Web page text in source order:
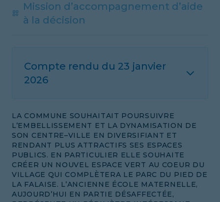
Mission d’accompagnement d’aide
à la décision
Compte rendu du 23 janvier
2026
LA COMMUNE SOUHAITAIT POURSUIVRE
L’EMBELLISSEMENT ET LA DYNAMISATION DE
SON CENTRE–VILLE EN DIVERSIFIANT ET
RENDANT PLUS ATTRACTIFS SES ESPACES
PUBLICS. EN PARTICULIER ELLE SOUHAITE
CRÉER UN NOUVEL ESPACE VERT AU COEUR DU
VILLAGE QUI COMPLÈTERA LE PARC DU PIED DE
LA FALAISE. L’ANCIENNE ÉCOLE MATERNELLE,
AUJOURD’HUI EN PARTIE DÉSAFFECTÉE,